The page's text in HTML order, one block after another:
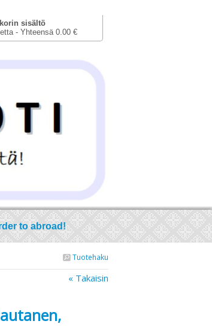
sisältö
- Yhteensä 0.00 €
to abroad!
Tuotehaku
« Takaisin